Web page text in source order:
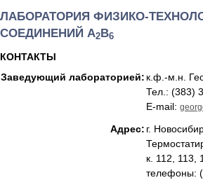
ЛАБОРАТОРИЯ ФИЗИКО-
СОЕДИНЕНИЙ А2В6
КОНТАКТЫ
Заведующий лабораторией: к.ф.-м.н.
Тел.: (383)
E-mail:
Адрес: г.
к. 112, 113,
телефоны: